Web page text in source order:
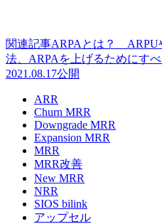
関連記事ARPAとは？ ARPU
法、ARPAを上げるためにす
2021.08.17公開
ARR
Churn MRR
Downgrade MRR
Expansion MRR
MRR
MRR改善
New MRR
NRR
SIOS bilink
アップセル